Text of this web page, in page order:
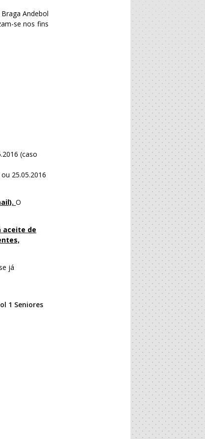
Andebol
se nos fins
(caso
25.05.2016
O
aceite de
já
1 Seniores